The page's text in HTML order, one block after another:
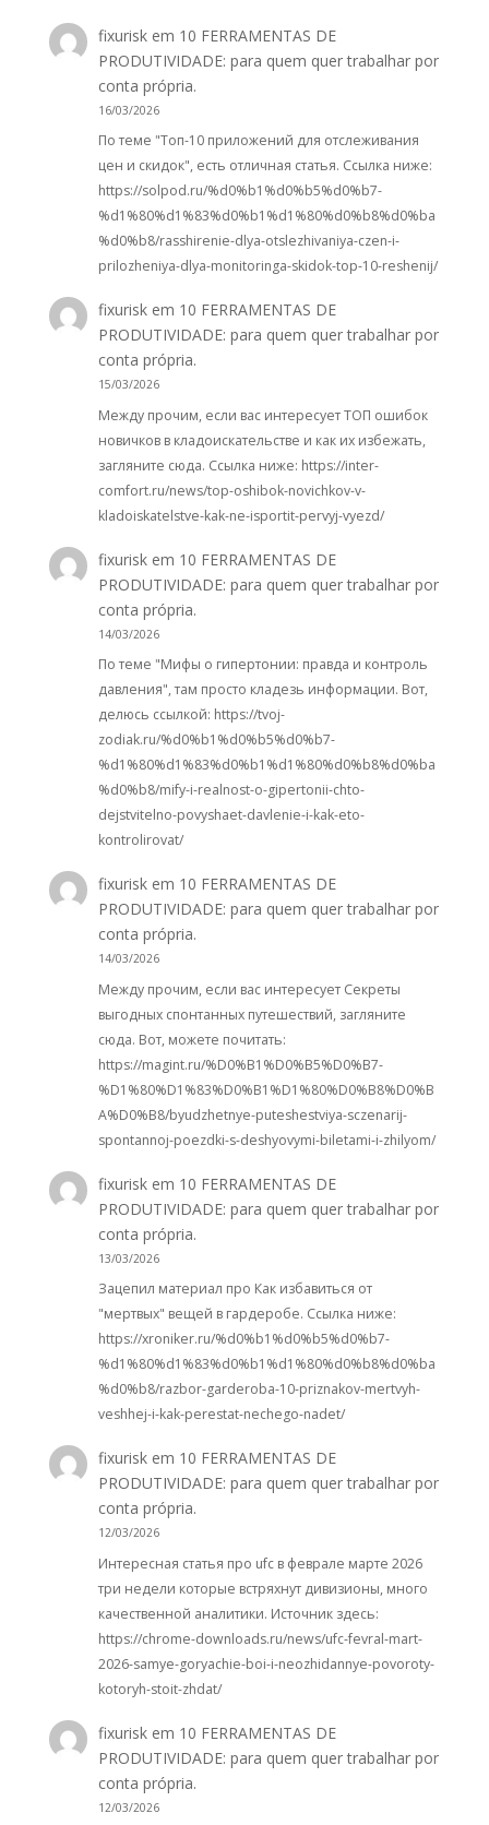
fixurisk em 10 FERRAMENTAS DE
PRODUTIVIDADE: para quem quer trabalhar por
conta própria.
16/03/2026
По теме "Топ-10 приложений для отслеживания
цен и скидок", есть отличная статья. Ссылка ниже:
https://solpod.ru/%d0%b1%d0%b5%d0%b7-
%d1%80%d1%83%d0%b1%d1%80%d0%b8%d0%ba
%d0%b8/rasshirenie-dlya-otslezhivaniya-czen-i-
prilozheniya-dlya-monitoringa-skidok-top-10-reshenij/
fixurisk em 10 FERRAMENTAS DE
PRODUTIVIDADE: para quem quer trabalhar por
conta própria.
15/03/2026
Между прочим, если вас интересует ТОП ошибок
новичков в кладоискательстве и как их избежать,
загляните сюда. Ссылка ниже: https://inter-
comfort.ru/news/top-oshibok-novichkov-v-
kladoiskatelstve-kak-ne-isportit-pervyj-vyezd/
fixurisk em 10 FERRAMENTAS DE
PRODUTIVIDADE: para quem quer trabalhar por
conta própria.
14/03/2026
По теме "Мифы о гипертонии: правда и контроль
давления", там просто кладезь информации. Вот,
делюсь ссылкой: https://tvoj-
zodiak.ru/%d0%b1%d0%b5%d0%b7-
%d1%80%d1%83%d0%b1%d1%80%d0%b8%d0%ba
%d0%b8/mify-i-realnost-o-gipertonii-chto-
dejstvitelno-povyshaet-davlenie-i-kak-eto-
kontrolirovat/
fixurisk em 10 FERRAMENTAS DE
PRODUTIVIDADE: para quem quer trabalhar por
conta própria.
14/03/2026
Между прочим, если вас интересует Секреты
выгодных спонтанных путешествий, загляните
сюда. Вот, можете почитать:
https://magint.ru/%D0%B1%D0%B5%D0%B7-
%D1%80%D1%83%D0%B1%D1%80%D0%B8%D0%B
A%D0%B8/byudzhetnye-puteshestviya-sczenarij-
spontannoj-poezdki-s-deshyovymi-biletami-i-zhilyom/
fixurisk em 10 FERRAMENTAS DE
PRODUTIVIDADE: para quem quer trabalhar por
conta própria.
13/03/2026
Зацепил материал про Как избавиться от
"мертвых" вещей в гардеробе. Ссылка ниже:
https://xroniker.ru/%d0%b1%d0%b5%d0%b7-
%d1%80%d1%83%d0%b1%d1%80%d0%b8%d0%ba
%d0%b8/razbor-garderoba-10-priznakov-mertvyh-
veshhej-i-kak-perestat-nechego-nadet/
fixurisk em 10 FERRAMENTAS DE
PRODUTIVIDADE: para quem quer trabalhar por
conta própria.
12/03/2026
Интересная статья про ufc в феврале марте 2026
три недели которые встряхнут дивизионы, много
качественной аналитики. Источник здесь:
https://chrome-downloads.ru/news/ufc-fevral-mart-
2026-samye-goryachie-boi-i-neozhidannye-povoroty-
kotoryh-stoit-zhdat/
fixurisk em 10 FERRAMENTAS DE
PRODUTIVIDADE: para quem quer trabalhar por
conta própria.
12/03/2026